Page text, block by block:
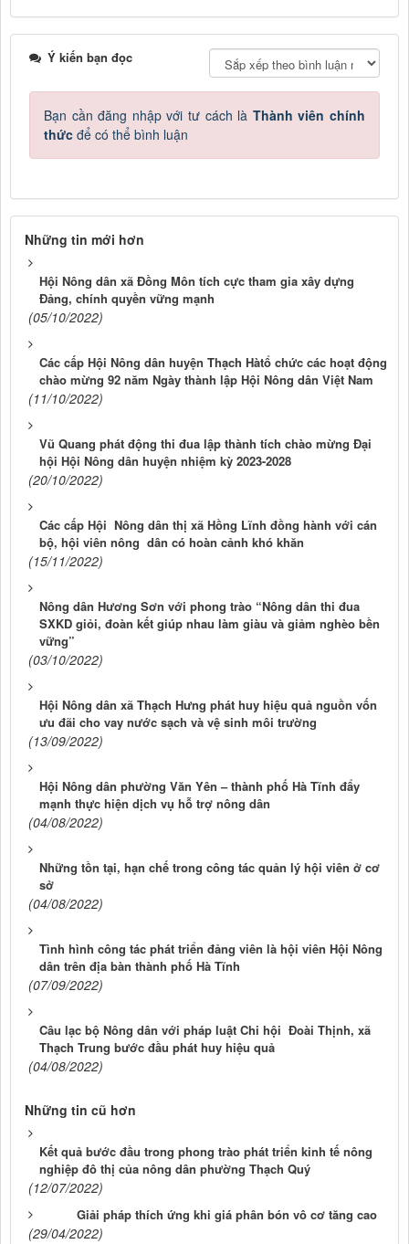
Ý kiến bạn đọc
Bạn cần đăng nhập với tư cách là Thành viên chính
thức để có thể bình luận
Những tin mới hơn
Hội Nông dân xã Đồng Môn tích cực tham gia xây dựng
Đảng, chính quyền vững mạnh
(05/10/2022)
Các cấp Hội Nông dân huyện Thạch Hàtổ chức các hoạt động
chào mừng 92 năm Ngày thành lập Hội Nông dân Việt Nam
(11/10/2022)
Vũ Quang phát động thi đua lập thành tích chào mừng Đại
hội Hội Nông dân huyện nhiệm kỳ 2023-2028
(20/10/2022)
Các cấp Hội Nông dân thị xã Hồng Lĩnh đồng hành với cán
bộ, hội viên nông dân có hoàn cảnh khó khăn
(15/11/2022)
Nông dân Hương Sơn với phong trào “Nông dân thi đua
SXKD giỏi, đoàn kết giúp nhau làm giàu và giảm nghèo bền
vững”
(03/10/2022)
Hội Nông dân xã Thạch Hưng phát huy hiệu quả nguồn vốn
ưu đãi cho vay nước sạch và vệ sinh môi trường
(13/09/2022)
Hội Nông dân phường Văn Yên – thành phố Hà Tĩnh đẩy
mạnh thực hiện dịch vụ hỗ trợ nông dân
(04/08/2022)
Những tồn tại, hạn chế trong công tác quản lý hội viên ở cơ
sở
(04/08/2022)
Tình hình công tác phát triển đảng viên là hội viên Hội Nông
dân trên địa bàn thành phố Hà Tĩnh
(07/09/2022)
Câu lạc bộ Nông dân với pháp luật Chi hội Đoài Thịnh, xã
Thạch Trung bước đầu phát huy hiệu quả
(04/08/2022)
Những tin cũ hơn
Kết quả bước đầu trong phong trào phát triển kinh tế nông
nghiệp đô thị của nông dân phường Thạch Quý
(12/07/2022)
Giải pháp thích ứng khi giá phân bón vô cơ tăng cao
(29/04/2022)